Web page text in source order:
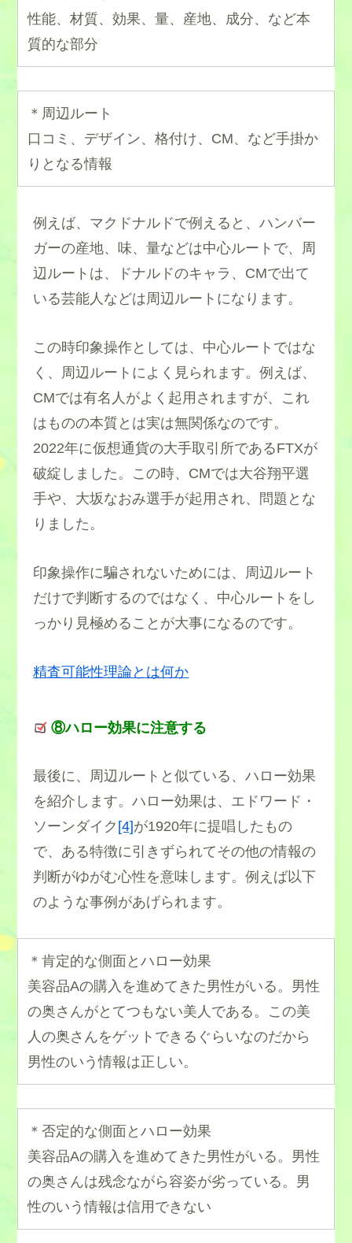
性能、材質、効果、量、産地、成分、など本
質的な部分
＊周辺ルート
口コミ、デザイン、格付け、CM、など手掛か
りとなる情報
例えば、マクドナルドで例えると、ハンバー
ガーの産地、味、量などは中心ルートで、周
辺ルートは、ドナルドのキャラ、CMで出て
いる芸能人などは周辺ルートになります。
この時印象操作としては、中心ルートではな
く、周辺ルートによく見られます。例えば、
CMでは有名人がよく起用されますが、これ
はものの本質とは実は無関係なのです。
2022年に仮想通貨の大手取引所であるFTXが
破綻しました。この時、CMでは大谷翔平選
手や、大坂なおみ選手が起用され、問題とな
りました。
印象操作に騙されないためには、周辺ルート
だけで判断するのではなく、中心ルートをし
っかり見極めることが大事になるのです。
精査可能性理論とは何か
⑧ハロー効果に注意する
最後に、周辺ルートと似ている、ハロー効果
を紹介します。ハロー効果は、エドワード・
ソーンダイク [4]が1920年に提唱したもの
で、ある特徴に引きずられてその他の情報の
判断がゆがむ心性を意味します。例えば以下
のような事例があげられます。
＊肯定的な側面とハロー効果
美容品Aの購入を進めてきた男性がいる。男性
の奥さんがとてつもない美人である。この美
人の奥さんをゲットできるぐらいなのだから
男性のいう情報は正しい。
＊否定的な側面とハロー効果
美容品Aの購入を進めてきた男性がいる。男性
の奥さんは残念ながら容姿が劣っている。男
性のいう情報は信用できない